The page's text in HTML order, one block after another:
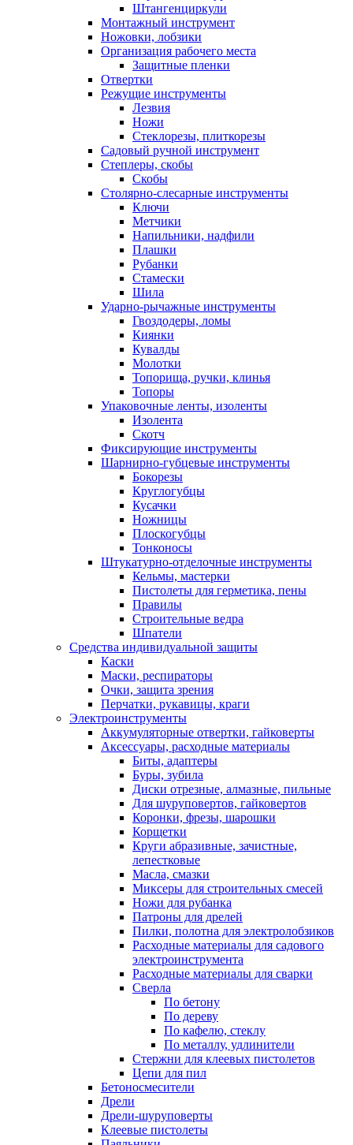
Штангенциркули
Монтажный инструмент
Ножовки, лобзики
Организация рабочего места
Защитные пленки
Отвертки
Режущие инструменты
Лезвия
Ножи
Стеклорезы, плиткорезы
Садовый ручной инструмент
Степлеры, скобы
Скобы
Столярно-слесарные инструменты
Ключи
Метчики
Напильники, надфили
Плашки
Рубанки
Стамески
Шила
Ударно-рычажные инструменты
Гвоздодеры, ломы
Киянки
Кувалды
Молотки
Топорища, ручки, клинья
Топоры
Упаковочные ленты, изоленты
Изолента
Скотч
Фиксирующие инструменты
Шарнирно-губцевые инструменты
Бокорезы
Круглогубцы
Кусачки
Ножницы
Плоскогубцы
Тонконосы
Штукатурно-отделочные инструменты
Кельмы, мастерки
Пистолеты для герметика, пены
Правилы
Строительные ведра
Шпатели
Средства индивидуальной защиты
Каски
Маски, респираторы
Очки, защита зрения
Перчатки, рукавицы, краги
Электроинструменты
Аккумуляторные отвертки, гайковерты
Аксессуары, расходные материалы
Биты, адаптеры
Буры, зубила
Диски отрезные, алмазные, пильные
Для шуруповертов, гайковертов
Коронки, фрезы, шарошки
Корщетки
Круги абразивные, зачистные,
лепестковые
Масла, смазки
Миксеры для строительных смесей
Ножи для рубанка
Патроны для дрелей
Пилки, полотна для электролобзиков
Расходные материалы для садового
электроинструмента
Расходные материалы для сварки
Сверла
По бетону
По дереву
По кафелю, стеклу
По металлу, удлинители
Стержни для клеевых пистолетов
Цепи для пил
Бетоносмесители
Дрели
Дрели-шуруповерты
Клеевые пистолеты